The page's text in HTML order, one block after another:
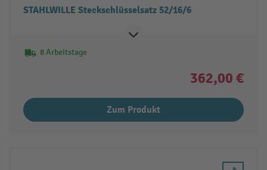
STAHLWILLE Steckschlüsselsatz 52/16/6
8 Arbeitstage
362,00 €
Zum Produkt